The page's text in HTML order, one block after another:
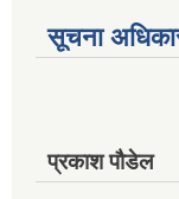
सूचना
प्रकाश पौडेल